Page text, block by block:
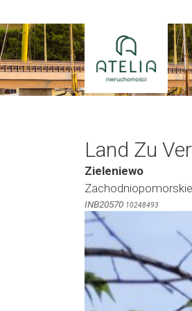
Inhalt
springen
Land Zu
Zieleniewo
Zachodniopomorskie
INB20570 10248493